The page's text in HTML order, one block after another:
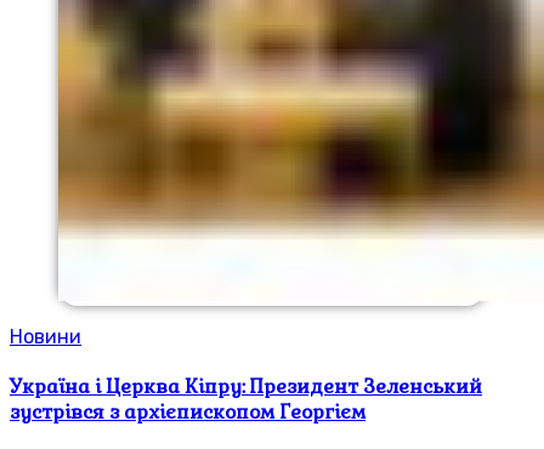
Новини
Україна і Церква Кіпру: Президент Зеленський
зустрівся з архієпископом Георгієм